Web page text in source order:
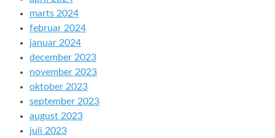
marts 2024
februar 2024
januar 2024
december 2023
november 2023
oktober 2023
september 2023
august 2023
juli 2023